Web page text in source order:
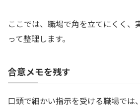
ここでは、職場で角を立てにくく、
って整理します。
合意メモを残す
口頭で細かい指示を受ける職場では